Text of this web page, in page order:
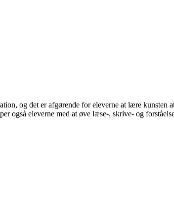
og det er afgørende for eleverne at lære kunsten
også eleverne med at øve læse-, skrive- og